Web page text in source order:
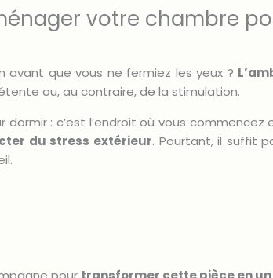
votre chambre
que vous ne fermiez les yeux ?
ou, au contraire, de la stimulation.
dormir : c’est l’endroit où vous commencez
du stress extérieur. Pourtant, il suffit